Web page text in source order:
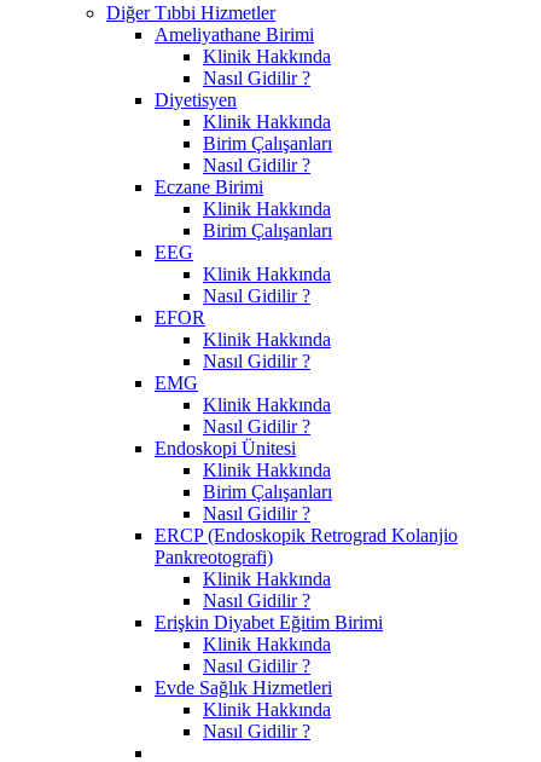
Diğer Tıbbi Hizmetler
Ameliyathane Birimi
Klinik Hakkında
Nasıl Gidilir ?
Diyetisyen
Klinik Hakkında
Birim Çalışanları
Nasıl Gidilir ?
Eczane Birimi
Klinik Hakkında
Birim Çalışanları
EEG
Klinik Hakkında
Nasıl Gidilir ?
EFOR
Klinik Hakkında
Nasıl Gidilir ?
EMG
Klinik Hakkında
Nasıl Gidilir ?
Endoskopi Ünitesi
Klinik Hakkında
Birim Çalışanları
Nasıl Gidilir ?
ERCP (Endoskopik Retrograd Kolanjio
Pankreotografi)
Klinik Hakkında
Nasıl Gidilir ?
Erişkin Diyabet Eğitim Birimi
Klinik Hakkında
Nasıl Gidilir ?
Evde Sağlık Hizmetleri
Klinik Hakkında
Nasıl Gidilir ?